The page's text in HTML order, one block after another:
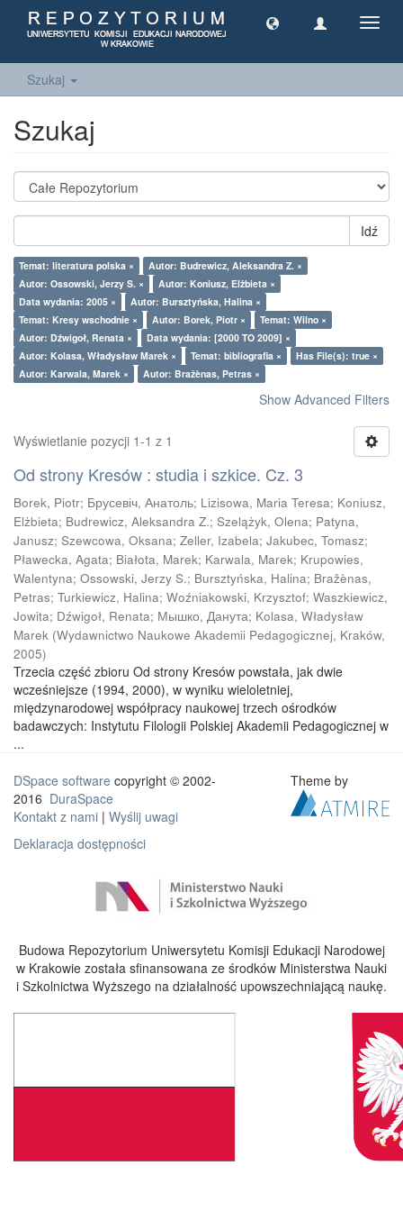
Szukaj
Szukaj
Idź
Temat: literatura polska ×
Autor: Budrewicz, Aleksandra Z. ×
Autor: Ossowski, Jerzy S. ×
Autor: Koniusz, Elżbieta ×
Data wydania: 2005 ×
Autor: Bursztyńska, Halina ×
Temat: Kresy wschodnie ×
Autor: Borek, Piotr ×
Temat: Wilno ×
Autor: Dźwigoł, Renata ×
Data wydania: [2000 TO 2009] ×
Autor: Kolasa, Władysław Marek ×
Temat: bibliografia ×
Has File(s): true ×
Autor: Karwala, Marek ×
Autor: Bražènas, Petras ×
Show Advanced Filters
Wyświetlanie pozycji 1-1 z 1
Od strony Kresów : studia i szkice. Cz. 3
Borek, Piotr; Брусевіч, Анатоль; Lizisowa, Maria Teresa; Koniusz,
Elżbieta; Budrewicz, Aleksandra Z.; Szelążyk, Olena; Patyna,
Janusz; Szewcowa, Oksana; Zeller, Izabela; Jakubec, Tomasz;
Pławecka, Agata; Białota, Marek; Karwala, Marek; Krupowies,
Walentyna; Ossowski, Jerzy S.; Bursztyńska, Halina; Bražènas,
Petras; Turkiewicz, Halina; Woźniakowski, Krzysztof; Waszkiewicz,
Jowita; Dźwigoł, Renata; Мышко, Данута; Kolasa, Władysław
Marek (Wydawnictwo Naukowe Akademii Pedagogicznej, Kraków,
2005)
Trzecia część zbioru Od strony Kresów powstała, jak dwie
wcześniejsze (1994, 2000), w wyniku wieloletniej,
międzynarodowej współpracy naukowej trzech ośrodków
badawczych: Instytutu Filologii Polskiej Akademii Pedagogicznej w
...
DSpace software copyright © 2002-
2016 DuraSpace
Kontakt z nami | Wyślij uwagi
Deklaracja dostępności
Theme by
Budowa Repozytorium Uniwersytetu Komisji Edukacji Narodowej
w Krakowie została sfinansowana ze środków Ministerstwa Nauki
i Szkolnictwa Wyższego na działalność upowszechniającą naukę.